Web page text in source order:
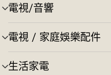
切
換
電視/音響
選
單
切
換
電視 / 家庭娛樂配件
選
單
切
換
生活家電
選